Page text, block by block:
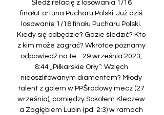
Śledź relację z losowania 1/16
finałuFortuna Pucharu Polski. Już dziś
losowanie 1/16 finału Pucharu Polski.
Kiedy się odbędzie? Gdzie śledzić? Kto
z kim może zagrać? Wkrótce poznamy
odpowiedź na te... 29 września 2023,
8:44 „Piłkarskie Orły”: Wzięch
nieoszlifowanym diamentem? Młody
talent z golem w PPŚrodowy mecz (27
września), pomiędzy Sokołem Kleczew
a Zagłębiem Lubin (pd. 2:3) w ramach